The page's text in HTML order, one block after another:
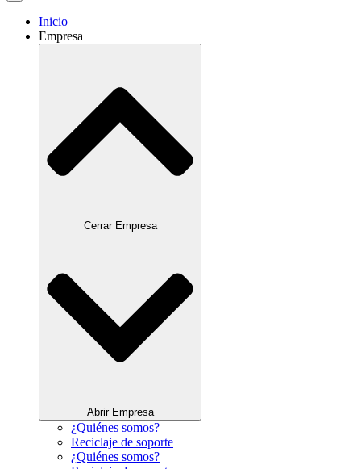
Inicio
Empresa
Cerrar Empresa
Abrir Empresa
¿Quiénes somos?
Reciclaje de soporte
¿Quiénes somos?